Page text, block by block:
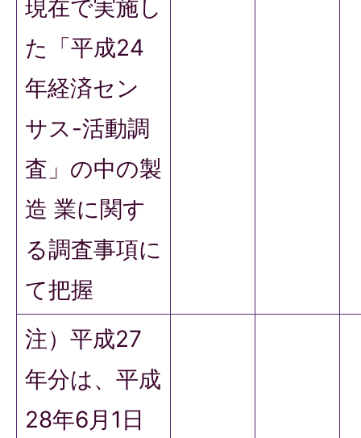
現在で実施し
た「平成24
年経済セン
サス-活動調
査」の中の製
造 業に関す
る調査事項に
て把握
注）平成27
年分は、平成
28年6月1日